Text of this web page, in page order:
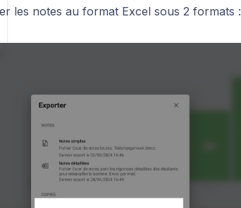
les notes au format Excel sous 2 formats :